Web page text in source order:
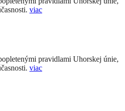
viac
pravidlami Uhorskej únie,
viac